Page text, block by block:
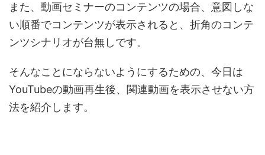
また、動画セミナーのコンテンツの場合、意図しな
い順番でコンテンツが表示されると、折角のコンテ
ンツシナリオが台無しです。
そんなことにならないようにするための、今日は
YouTubeの動画再生後、関連動画を表示させない方
法を紹介します。